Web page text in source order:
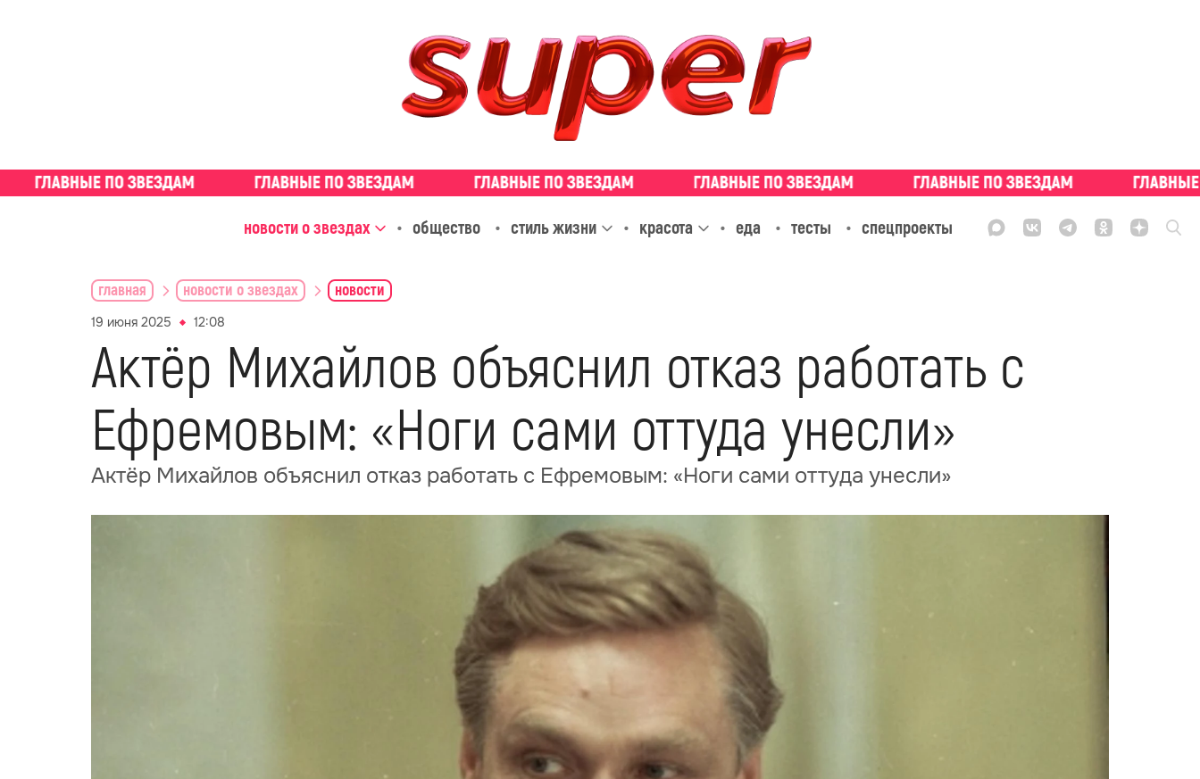
новости о звездах общество стиль жизни красота еда тесты спецпроекты
главная новости о звездах новости
19 июня 2025 12:08
Актёр Михайлов объяснил отказ работать с
Ефремовым: «Ноги сами оттуда унесли»
Актёр Михайлов объяснил отказ работать с Ефремовым: «Ноги сами оттуда унесли»